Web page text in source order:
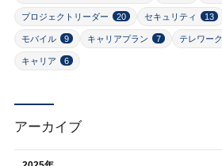
プロジェクトリーダー 20 セキュリティ 13
モバイル 9 キャリアプラン 7 テレワーク
キャリア 6
アーカイブ